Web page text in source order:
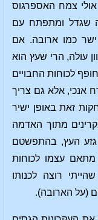
צמח האספרגוס
שגדל ומתפתח עם
ישר כמו ארובה. אם
עולה, הרי שעץ הוא
לכוחות החבויים
אנכי, אלא גם צריך
זאת באופן ישיר
מתוך האדמה
גזע העץ, בהתפשטם
עצמו לכוחות
רוצה לכנותו
(על הארובה).